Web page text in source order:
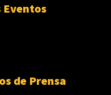
de Prensa